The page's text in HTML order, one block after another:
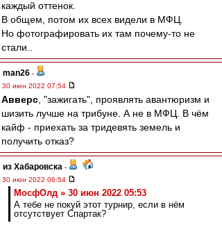
каждый оттенок.
В общем, потом их всех видели в МФЦ.
Но фотографировать их там почему-то не
стали..
man26 -
30 июн 2022 07:54
Авверс , "зажигать", проявлять авантюризм и
шизить лучше на трибуне. А не в МФЦ. В чём
кайф - приехать за тридевять земель и
получить отказ?
из Хабаровска -
30 июн 2022 06:54
МосфОлд » 30 июн 2022 05:53
А тебе не покуй этот турнир, если в нём
отсутствует Спартак?